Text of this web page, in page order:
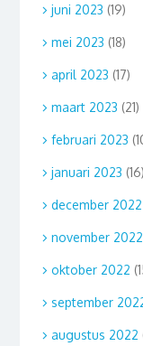
juni 2023 (19)
mei 2023 (18)
april 2023 (17)
maart 2023 (21)
februari 2023
januari 2023 (16)
december 2022
november 2022
oktober 2022
september
augustus 2022